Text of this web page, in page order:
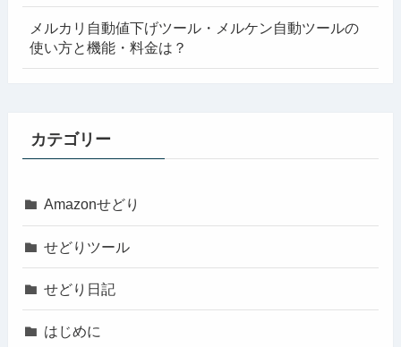
メルカリ自動値下げツール・メルケン自動ツールの
使い方と機能・料金は？
カテゴリー
Amazonせどり
せどりツール
せどり日記
はじめに